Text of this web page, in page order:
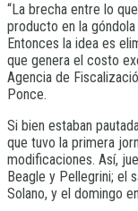
“La brecha entre lo
producto en la
Entonces la idea es
que genera el costo
Agencia de
Ponce.
Si bien estaban
que tuvo la primera
modificaciones. Así,
Beagle y Pellegrini; el
Solano, y el domingo